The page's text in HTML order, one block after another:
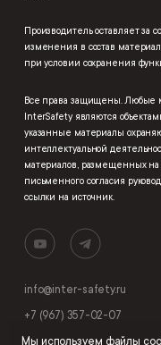
Производитель оставляет за
изменения в состав
при условии сохранения
Все права защищены. Любые
InterSafety являются
указанные материалы
интеллектуальной
материалов, размещенных на
письменного согласия
ссылки на источник.
info@inter-safety.ru
+7 (967) 357-02-07
Мы используем файлы